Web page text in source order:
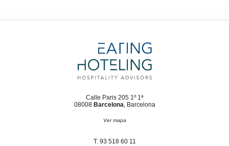
Calle Paris 205 1º 1ª
08008 Barcelona, Barcelona
Ver mapa
T. 93 518 60 11